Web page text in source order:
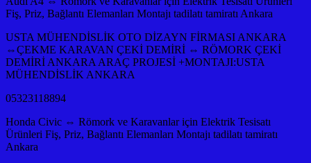
Fiş, Priz, Bağlantı Elemanları Montajı tadilatı tamiratı Ankara
USTA MÜHENDİSLİK OTO DİZAYN FİRMASI ANKARA
⇔ÇEKME KARAVAN ÇEKİ DEMİRİ ⇔ RÖMORK ÇEKİ
DEMİRİ ANKARA ARAÇ PROJESİ +MONTAJI:USTA
MÜHENDİSLİK ANKARA
05323118894
Honda Civic ⇔ Römork ve Karavanlar için Elektrik Tesisatı
Ürünleri Fiş, Priz, Bağlantı Elemanları Montajı tadilatı tamiratı
Ankara